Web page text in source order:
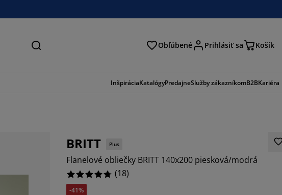
Hľadať Obľúbené Prihlásiť sa Košík
InšpiráciaKatalógyPredajneSlužby zákazníkomB2BKariéra
BRITT Plus
Flanelové obliečky BRITT 140x200 piesková/modrá
(18)
-41%